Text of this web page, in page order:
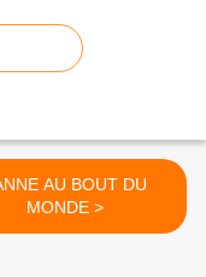
AU BOUT DU
MONDE >